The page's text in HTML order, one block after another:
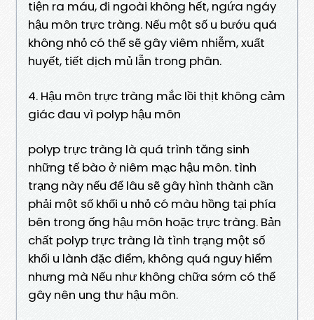
tiện ra máu, đi ngoài không hết, ngứa ngáy
hậu môn trực tràng. Nếu một số u bướu quá
không nhỏ có thể sẽ gây viêm nhiễm, xuất
huyết, tiết dịch mủ lẫn trong phân.
4. Hậu môn trực tràng mắc lồi thịt không cảm
giác đau vì polyp hậu môn
polyp trực tràng là quá trình tăng sinh
những tế bào ở niêm mạc hậu môn. tình
trạng này nếu để lâu sẽ gây hình thành cần
phải một số khối u nhỏ có màu hồng tại phía
bên trong ống hậu môn hoặc trực tràng. Bản
chất polyp trực tràng là tình trạng một số
khối u lành đặc điểm, không quá nguy hiểm
nhưng mà Nếu như không chữa sớm có thể
gây nên ung thư hậu môn.